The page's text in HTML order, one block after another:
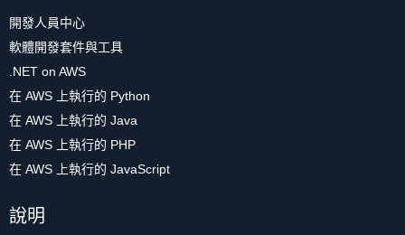
開發人員中心
軟體開發套件與工具
.NET on AWS
在 AWS 上執行的 Python
在 AWS 上執行的 Java
在 AWS 上執行的 PHP
在 AWS 上執行的 JavaScript
說明